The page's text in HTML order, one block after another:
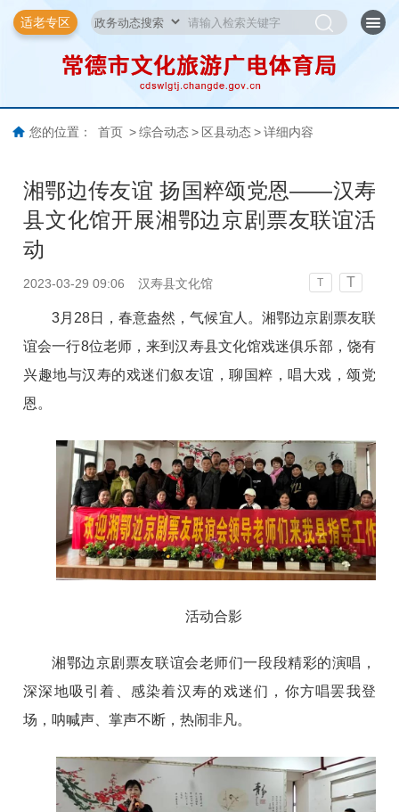
适老专区
您的位置： 首页 > 综合动态 > 区县动态 > 详细内容
湘鄂边传友谊 扬国粹颂党恩——汉寿
县文化馆开展湘鄂边京剧票友联谊活
动
2023-03-29 09:06 汉寿县文化馆 T T
3月28日，春意盎然，气候宜人。湘鄂边京剧票友联
谊会一行8位老师，来到汉寿县文化馆戏迷俱乐部，饶有
兴趣地与汉寿的戏迷们叙友谊，聊国粹，唱大戏，颂党
恩。
活动合影
湘鄂边京剧票友联谊会老师们一段段精彩的演唱，
深深地吸引着、感染着汉寿的戏迷们，你方唱罢我登
场，呐喊声、掌声不断，热闹非凡。